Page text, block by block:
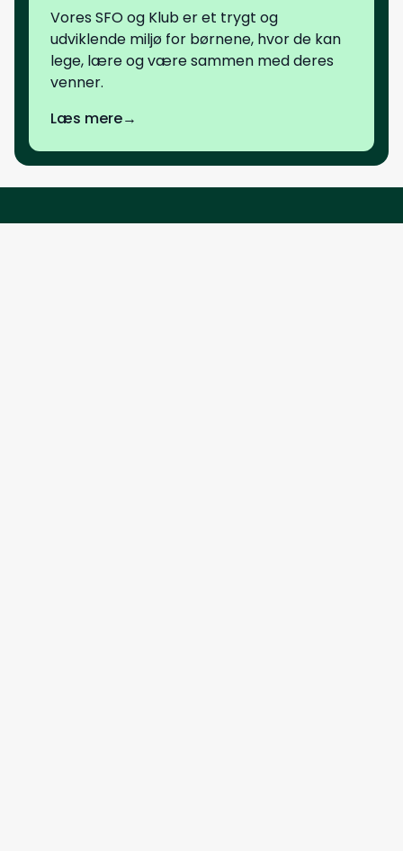
Vores SFO og Klub er et trygt og
udviklende miljø for børnene, hvor de kan
lege, lære og være sammen med deres
venner.
Læs mere→